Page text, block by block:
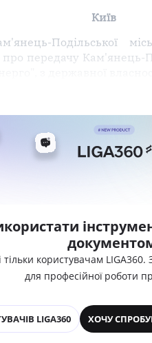
Київ
Подільської
передачу Кам'янець-
тільки користувачам
для професійної роботи
LIGA360 ХОЧУ